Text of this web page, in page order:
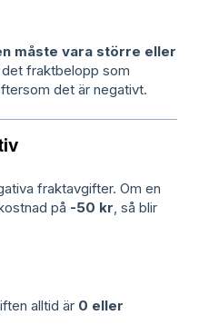
måste vara större eller
fraktbelopp som
det är negativt.
fraktavgifter. Om en
på -50 kr, så blir
alltid är 0 eller